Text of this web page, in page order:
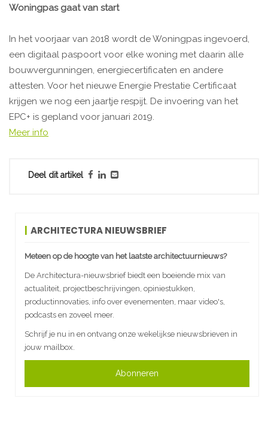
Woningpas gaat van start
In het voorjaar van 2018 wordt de Woningpas ingevoerd,
een digitaal paspoort voor elke woning met daarin alle
bouwvergunningen, energiecertificaten en andere
attesten. Voor het nieuwe Energie Prestatie Certificaat
krijgen we nog een jaartje respijt. De invoering van het
EPC+ is gepland voor januari 2019.
Meer info
Deel dit artikel
ARCHITECTURA NIEUWSBRIEF
Meteen op de hoogte van het laatste architectuurnieuws?
De Architectura-nieuwsbrief biedt een boeiende mix van
actualiteit, projectbeschrijvingen, opiniestukken,
productinnovaties, info over evenementen, maar video's,
podcasts en zoveel meer.
Schrijf je nu in en ontvang onze wekelijkse nieuwsbrieven in
jouw mailbox.
Abonneren